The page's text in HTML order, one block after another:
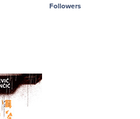
Followers